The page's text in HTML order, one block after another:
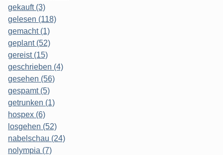
gekauft (3)
gelesen (118)
gemacht (1)
geplant (52)
gereist (15)
geschrieben (4)
gesehen (56)
gespamt (5)
getrunken (1)
hospex (6)
losgehen (52)
nabelschau (24)
nolympia (7)